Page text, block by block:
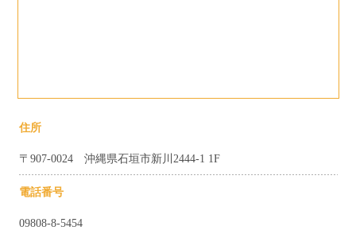
住所
〒907-0024 沖縄県石垣市新川2444-1 1F
電話番号
09808-8-5454